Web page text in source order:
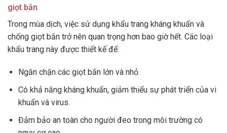
giọt bắn
Trong mùa dịch, việc sử dụng khẩu trang kháng khuẩn và
chống giọt bắn trở nên quan trọng hơn bao giờ hết. Các loại
khẩu trang này được thiết kế để:
Ngăn chặn các giọt bắn lớn và nhỏ.
Có khả năng kháng khuẩn, giảm thiểu sự phát triển của vi
khuẩn và virus.
Đảm bảo an toàn cho người đeo trong môi trường có